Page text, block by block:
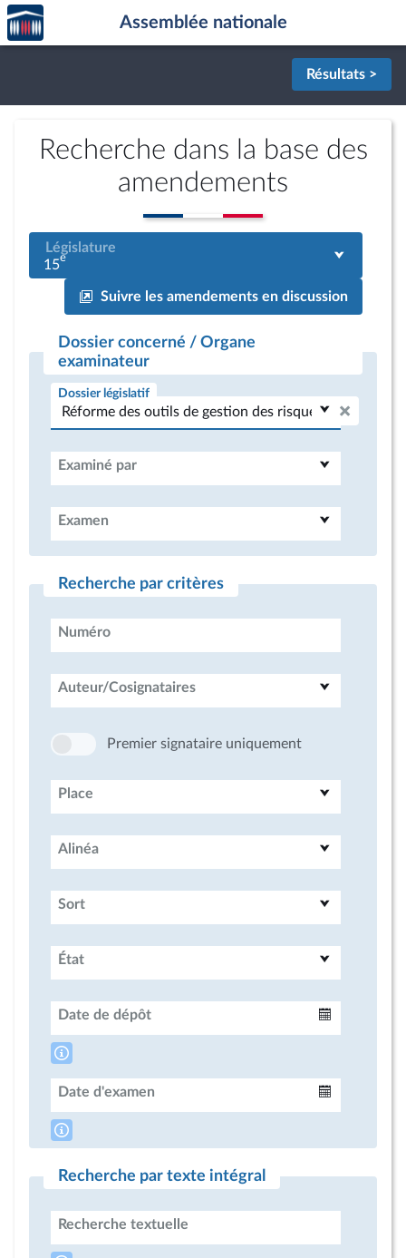
Aller au contenu
Aller en bas de la page
Accèder
à la
page
Assemblée nationale
Résultats >
Recherche dans la base des
amendements
Législature
15e
Suivre les amendements en discussion
Dossier concerné / Organe
examinateur
Dossier législatif
Examiné par
Examen
Recherche par critères
Numéro
Auteur/Cosignataires
Premier signataire uniquement
Place
Alinéa
Sort
État
Date de dépôt
Date d'examen
Recherche par texte intégral
Recherche textuelle